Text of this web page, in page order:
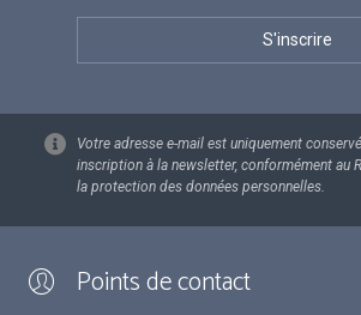
Votre adresse e-mail est uniquement
inscription à la newsletter, conformément au
la protection des données personnelles.
Points de contact